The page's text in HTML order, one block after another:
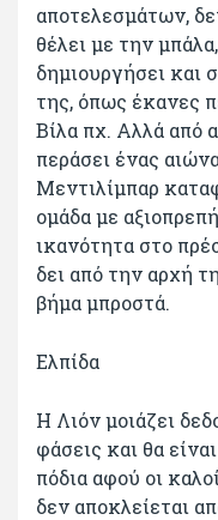
αποτελεσμάτων,
θέλει με την
δημιουργήσει και
της, όπως έκανες
Βίλα πχ. Αλλά από
περάσει ένας
Μεντιλίμπαρ
ομάδα με
ικανότητα στο
δει από την αρχή
βήμα μπροστά.
Ελπίδα
Η Λιόν μοιάζει
φάσεις και θα
πόδια αφού οι
δεν αποκλείεται